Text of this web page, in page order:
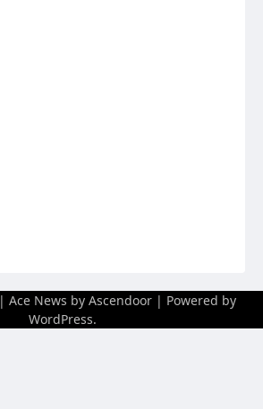
| Ace News by Ascendoor | Powered by
WordPress.